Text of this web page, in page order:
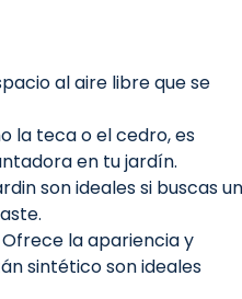
al aire libre que se
la teca o el cedro, es
en tu jardín.
son ideales si buscas un
la apariencia y
sintético son ideales